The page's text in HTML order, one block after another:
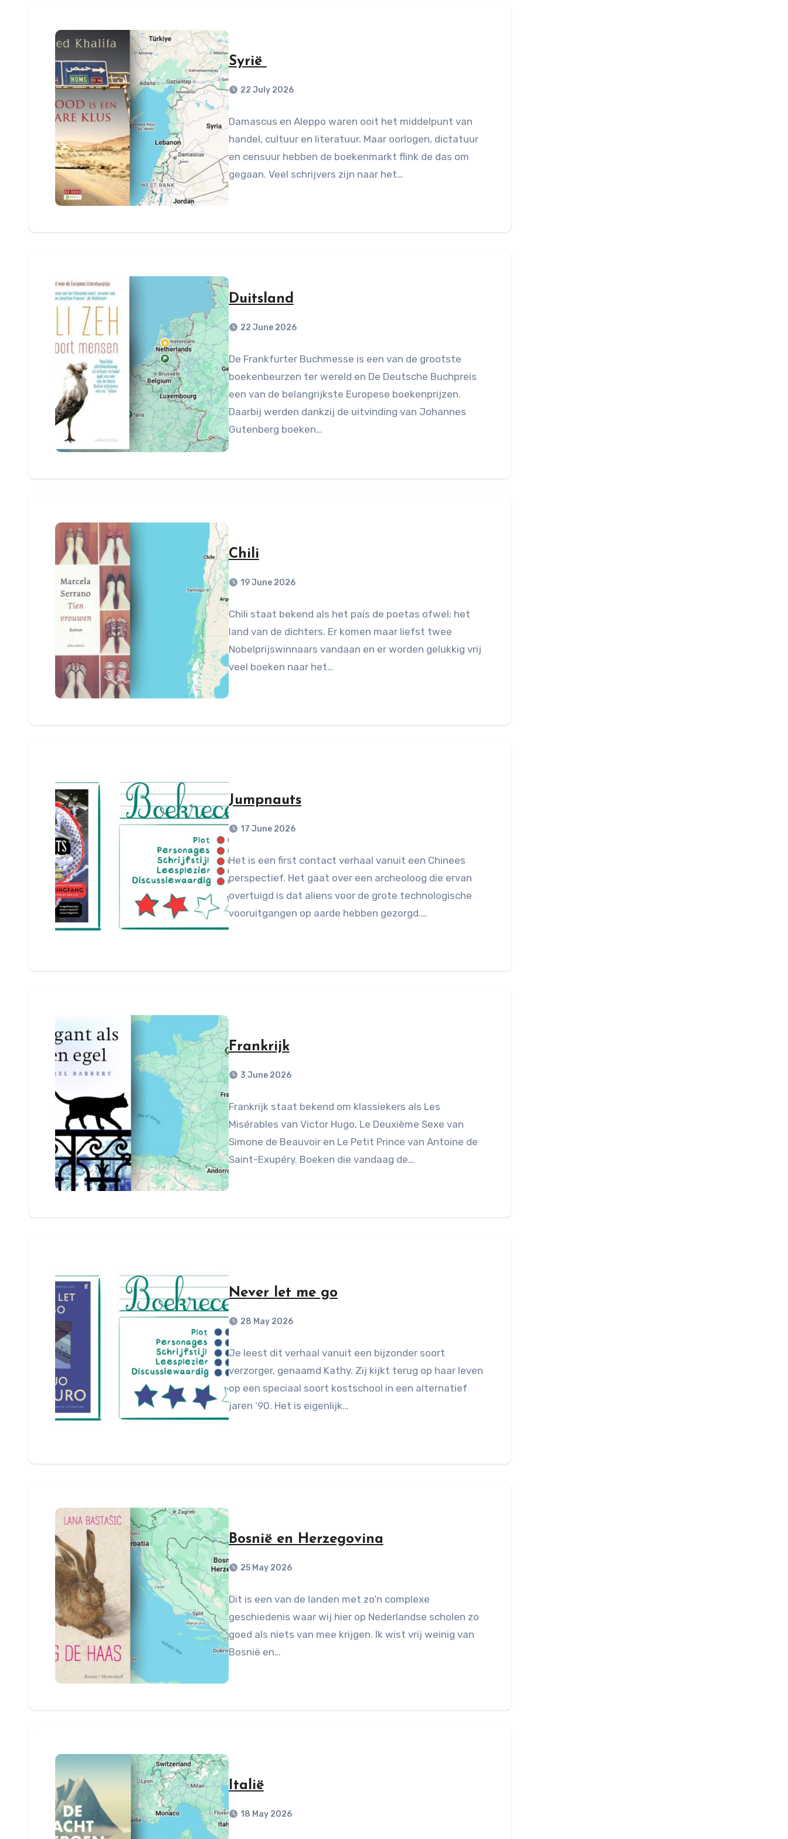
Syrië
22 July 2026
Damascus en Aleppo waren ooit het middelpunt van
handel, cultuur en literatuur. Maar oorlogen, dictatuur
en censuur hebben de boekenmarkt flink de das om
gegaan. Veel schrijvers zijn naar het…
Duitsland
22 June 2026
De Frankfurter Buchmesse is een van de grootste
boekenbeurzen ter wereld en De Deutsche Buchpreis
een van de belangrijkste Europese boekenprijzen.
Daarbij werden dankzij de uitvinding van Johannes
Gutenberg boeken…
Chili
19 June 2026
Chili staat bekend als het país de poetas ofwel: het
land van de dichters. Er komen maar liefst twee
Nobelprijswinnaars vandaan en er worden gelukkig vrij
veel boeken naar het…
Jumpnauts
17 June 2026
Het is een first contact verhaal vanuit een Chinees
perspectief. Het gaat over een archeoloog die ervan
overtuigd is dat aliens voor de grote technologische
vooruitgangen op aarde hebben gezorgd.…
Frankrijk
3 June 2026
Frankrijk staat bekend om klassiekers als Les
Misérables van Victor Hugo, Le Deuxième Sexe van
Simone de Beauvoir en Le Petit Prince van Antoine de
Saint-Exupéry. Boeken die vandaag de…
Never let me go
28 May 2026
Je leest dit verhaal vanuit een bijzonder soort
verzorger, genaamd Kathy. Zij kijkt terug op haar leven
op een speciaal soort kostschool in een alternatief
jaren ‘90. Het is eigenlijk…
Bosnië en Herzegovina
25 May 2026
Dit is een van de landen met zo’n complexe
geschiedenis waar wij hier op Nederlandse scholen zo
goed als niets van mee krijgen. Ik wist vrij weinig van
Bosnië en…
Italië
18 May 2026